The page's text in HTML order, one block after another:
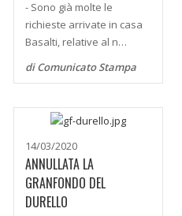
- Sono già molte le
richieste arrivate in casa
Basalti, relative al n…
di Comunicato Stampa
14/03/2020
ANNULLATA LA
GRANFONDO DEL
DURELLO